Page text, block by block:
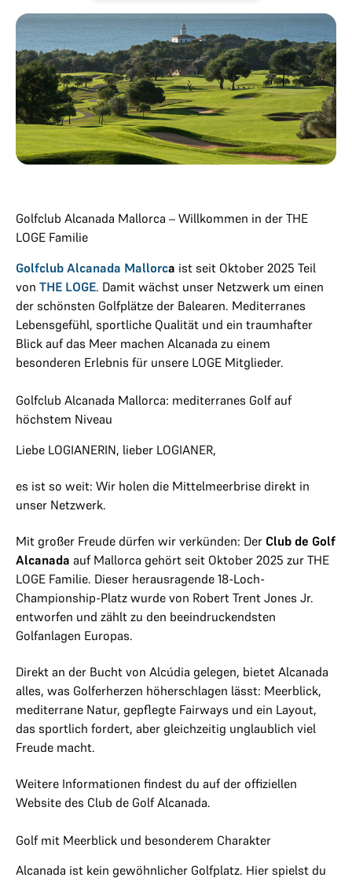
Golfclub Alcanada Mallorca – Willkommen in der THE
LOGE Familie
Golfclub Alcanada Mallorca ist seit Oktober 2025 Teil
von THE LOGE. Damit wächst unser Netzwerk um einen
der schönsten Golfplätze der Balearen. Mediterranes
Lebensgefühl, sportliche Qualität und ein traumhafter
Blick auf das Meer machen Alcanada zu einem
besonderen Erlebnis für unsere LOGE Mitglieder.
Golfclub Alcanada Mallorca: mediterranes Golf auf
höchstem Niveau
Liebe LOGIANERIN, lieber LOGIANER,
es ist so weit: Wir holen die Mittelmeerbrise direkt in
unser Netzwerk.
Mit großer Freude dürfen wir verkünden: Der Club de Golf
Alcanada auf Mallorca gehört seit Oktober 2025 zur THE
LOGE Familie. Dieser herausragende 18-Loch-
Championship-Platz wurde von Robert Trent Jones Jr.
entworfen und zählt zu den beeindruckendsten
Golfanlagen Europas.
Direkt an der Bucht von Alcúdia gelegen, bietet Alcanada
alles, was Golferherzen höherschlagen lässt: Meerblick,
mediterrane Natur, gepflegte Fairways und ein Layout,
das sportlich fordert, aber gleichzeitig unglaublich viel
Freude macht.
Weitere Informationen findest du auf der offiziellen
Website des Club de Golf Alcanada.
Golf mit Meerblick und besonderem Charakter
Alcanada ist kein gewöhnlicher Golfplatz. Hier spielst du